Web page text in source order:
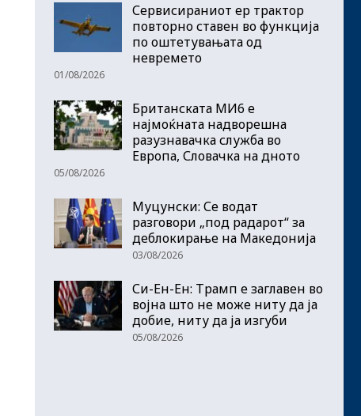
Сервисираниот ер трактор
повторно ставен во функција
по оштетувањата од
невремето
01/08/2026
Британската МИ6 е
најмоќната надворешна
разузнавачка служба во
Европа, Словачка на дното
05/08/2026
Муцунски: Се водат
разговори „под радарот“ за
деблокирање на Македонија
03/08/2026
Си-Ен-Ен: Трамп е заглавен во
војна што не може ниту да ја
добие, ниту да ја изгуби
05/08/2026